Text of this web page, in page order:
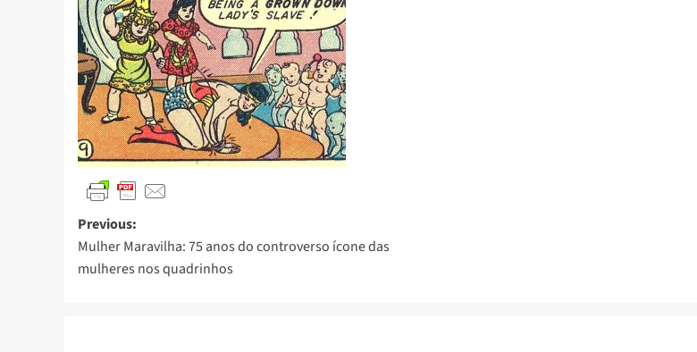
Previous:
Mulher Maravilha: 75 anos do controverso ícone das
mulheres nos quadrinhos